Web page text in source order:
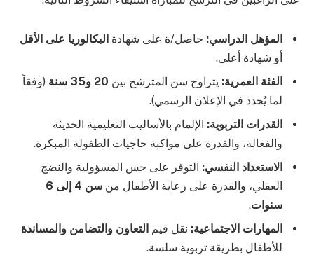
المؤهل الدراسي: حاصل/ة على شهادة البكالوريا على الأقل
أو شهادة أعلى.
الفئة العمرية: يتراوح سن المترشح بين 20 و35 سنة
(وفقاً
لما يُحدد في الإعلان الرسمي).
القدرات التربوية: الإلمام بالأساليب التعليمية الحديثة
والفعالة، والقدرة على مواكبة حاجيات الطفولة المبكرة.
الاستعداد النفسي: التوفر على حس المسؤولية والنضج
العقلي، والقدرة على رعاية الأطفال من
سن 4 إلى 6
سنوات.
المهارات الاجتماعية: نقل قيم التعاون والتضامن والمساندة
للأطفال بطريقة تربوية سلسة.